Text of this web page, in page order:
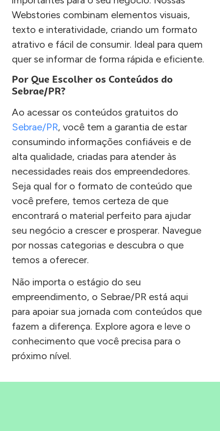
Webstories combinam elementos visuais,
texto e interatividade, criando um formato
atrativo e fácil de consumir. Ideal para quem
quer se informar de forma rápida e eficiente.
Por Que Escolher os Conteúdos do
Sebrae/PR?
Ao acessar os conteúdos gratuitos do
Sebrae/PR, você tem a garantia de estar
consumindo informações confiáveis e de
alta qualidade, criadas para atender às
necessidades reais dos empreendedores.
Seja qual for o formato de conteúdo que
você prefere, temos certeza de que
encontrará o material perfeito para ajudar
seu negócio a crescer e prosperar. Navegue
por nossas categorias e descubra o que
temos a oferecer.
Não importa o estágio do seu
empreendimento, o Sebrae/PR está aqui
para apoiar sua jornada com conteúdos que
fazem a diferença. Explore agora e leve o
conhecimento que você precisa para o
próximo nível.